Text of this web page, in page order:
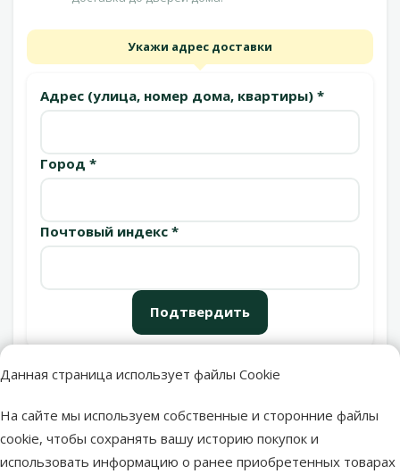
Данная страница использует файлы Cookie
На сайте мы используем собственные и сторонние файлы
cookie, чтобы сохранять вашу историю покупок и
использовать информацию о ранее приобретенных товарах
Укажи адрес доставки
Адрес (улица, номер дома, квартиры) *
Город *
Почтовый индекс *
Подтвердить
Latvijas Pasts пакомат